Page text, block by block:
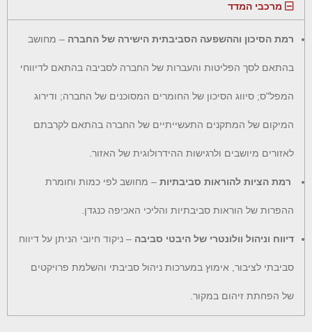
מרכבי המדד
רמת הסיכון וההשפעה הסביבתית הישירה של החברה – מחושב
בהתאם לסך הפליטות והעברות של החברה לסביבה בהתאם לדיווחי
המפל"ס; סיווג הסיכון של החומרים המסוכנים של החברה; ודירוג
המיקום של המתקנים התעשייתיים של החברה בהתאם לקרבתם
לאזורים מיושבים ולרגישות ההידרולוגית של האזור.
רמת הציות להוראות סביבתיות – מחושב לפי כמות וחומרת
ההפרות של הוראות סביבתיות והליכי האכיפה כנגדן.
דיווח וניהול וולונטרי של היבטי סביבה – ניקוד חיובי הניתן על דיווח
סביבתי לציבור, אימוץ במערכות ניהול סביבתי והשלמת פרויקטים
של הפחתת זיהום במקור.